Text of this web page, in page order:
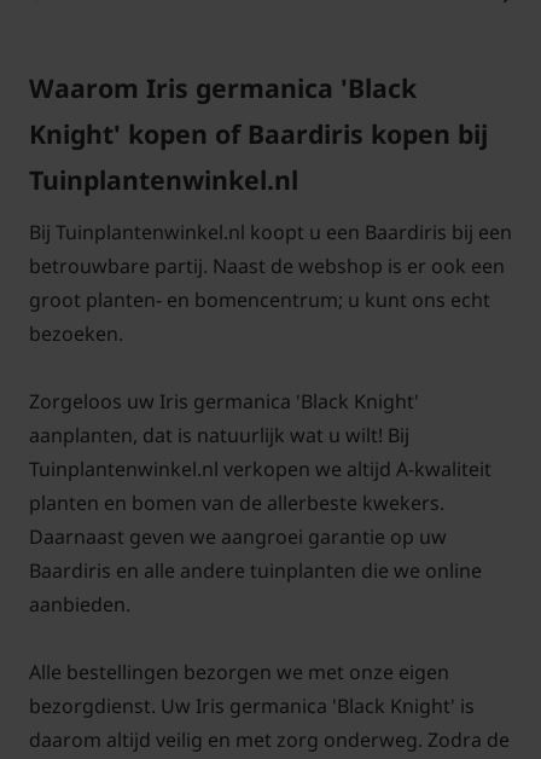
bloemstengels afknippen. Eens om de paar jaar kan
weer terug planten. Zo ontstaan er weer nieuwe
gezonde planten. Plant de Iris germanica 'Black
Hoe lang bloeien irissen?
Antwoord: De Iris germanica 'Black Knight wordt
ook wel baard iris genoemd. De bloeitijd voort de
Iris germanica 'Black Knight', Baardiris is in de
maanden mei juni en de bloemkleur is paars.
Antwoord: De Irissen staan graag in de volle zon tot
halfschaduw. De grond het liefst vochtige en water
doorlatend. De grondsoort maakt niet zo heel veel
Waarom Iris germanica 'Black
Knight' kopen of Baardiris kopen bij
Tuinplantenwinkel.nl
Bij Tuinplantenwinkel.nl koopt u een Baardiris bij een
betrouwbare partij. Naast de webshop is er ook een
groot planten- en bomencentrum; u kunt ons echt
bezoeken.
Zorgeloos uw Iris germanica 'Black Knight'
aanplanten, dat is natuurlijk wat u wilt! Bij
Tuinplantenwinkel.nl verkopen we altijd A-kwaliteit
planten en bomen van de allerbeste kwekers.
Daarnaast geven we aangroei garantie op uw
Baardiris en alle andere tuinplanten die we online
aanbieden.
Alle bestellingen bezorgen we met onze eigen
bezorgdienst. Uw Iris germanica 'Black Knight' is
daarom altijd veilig en met zorg onderweg. Zodra de